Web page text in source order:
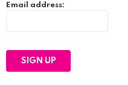
Email address: